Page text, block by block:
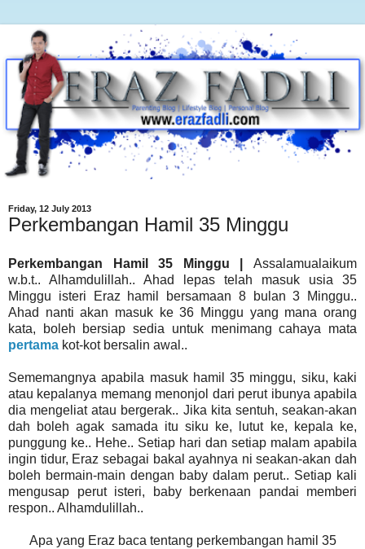
Friday, 12 July 2013
Perkembangan Hamil 35 Minggu
Perkembangan Hamil 35 Minggu | Assalamualaikum
w.b.t.. Alhamdulillah.. Ahad lepas telah masuk usia 35
Minggu isteri Eraz hamil bersamaan 8 bulan 3 Minggu..
Ahad nanti akan masuk ke 36 Minggu yang mana orang
kata, boleh bersiap sedia untuk menimang cahaya mata
pertama kot-kot bersalin awal..
Sememangnya apabila masuk hamil 35 minggu, siku, kaki
atau kepalanya memang menonjol dari perut ibunya apabila
dia mengeliat atau bergerak.. Jika kita sentuh, seakan-akan
dah boleh agak samada itu siku ke, lutut ke, kepala ke,
punggung ke.. Hehe.. Setiap hari dan setiap malam apabila
ingin tidur, Eraz sebagai bakal ayahnya ni seakan-akan dah
boleh bermain-main dengan baby dalam perut.. Setiap kali
mengusap perut isteri, baby berkenaan pandai memberi
respon.. Alhamdulillah..
Apa yang Eraz baca tentang perkembangan hamil 35